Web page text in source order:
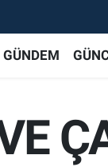
GÜNDEM